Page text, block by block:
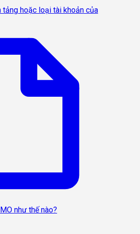
tảng hoặc loại tài khoản của
như thế nào?